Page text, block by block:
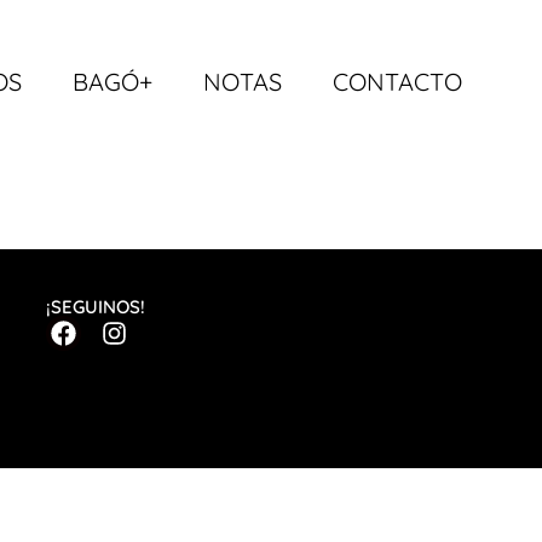
BAGÓ+ NOTAS CONTACTO
¡SEGUINOS!